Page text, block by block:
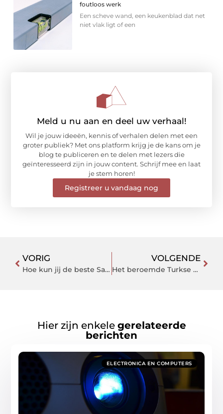
foutloos werk
Een scheve wand, een keukenblad dat net
niet vlak ligt of een
Meld u nu aan en deel uw verhaal!
Wil je jouw ideeën, kennis of verhalen delen met een
groter publiek? Met ons platform krijg je de kans om je
blog te publiceren en te delen met lezers die
geïnteresseerd zijn in jouw content. Schrijf mee en laat
je stem horen!
Registreer u vandaag nog
VORIG
Hoe kun jij de beste Sales professional vinden voor jouw bedrijf?
VOLGENDE
Het beroemde Turkse Kumpir recept
Hier zijn enkele gerelateerde
berichten
ELECTRONICA EN COMPUTERS